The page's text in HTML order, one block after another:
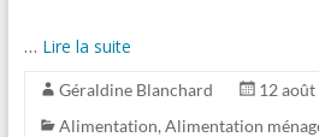
… Lire la suite
Géraldine Blanchard
12
Alimentation, Alimentation